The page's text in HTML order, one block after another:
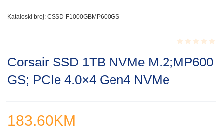
Kataloski broj: CSSD-F1000GBMP600GS
0.001
Corsair SSD 1TB NVMe M.2;MP600
GS; PCIe 4.0×4 Gen4 NVMe
183.60KM